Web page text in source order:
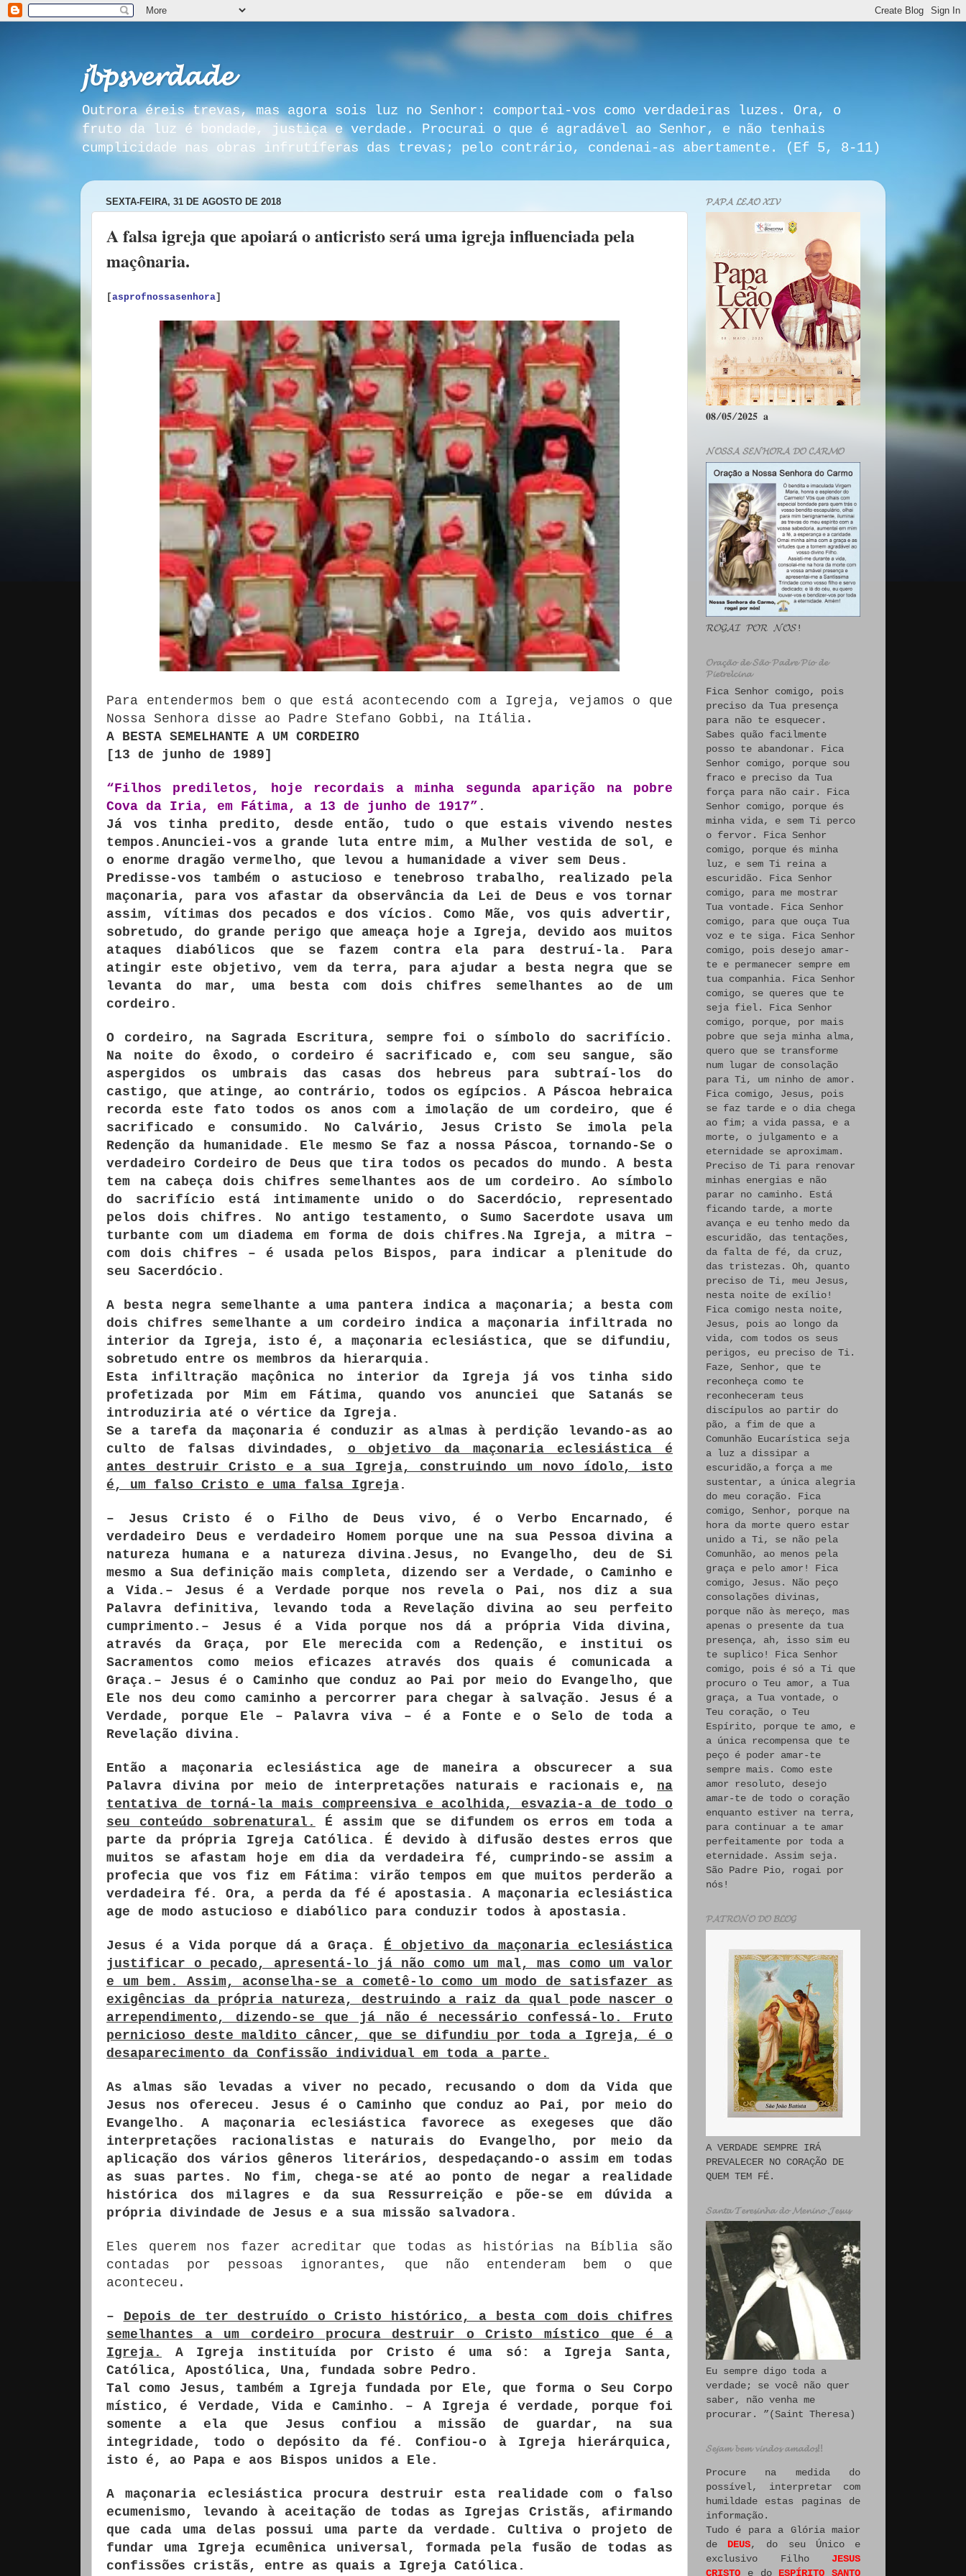
𝓳𝓫𝓹𝓼𝓿𝓮𝓻𝓭𝓪𝓭𝓮
Outrora éreis trevas, mas agora sois luz no Senhor: comportai-vos como verdadeiras luzes. Ora, o
fruto da luz é bondade, justiça e verdade. Procurai o que é agradável ao Senhor, e não tenhais
cumplicidade nas obras infrutíferas das trevas; pelo contrário, condenai-as abertamente. (Ef 5, 8-11)
SEXTA-FEIRA, 31 DE AGOSTO DE 2018
A falsa igreja que apoiará o anticristo será uma igreja influenciada pela
maçônaria.
[asprofnossasenhora]
Para entendermos bem o que está acontecendo com a Igreja, vejamos o que
Nossa Senhora disse ao Padre Stefano Gobbi, na Itália.
A BESTA SEMELHANTE A UM CORDEIRO
[13 de junho de 1989]
“Filhos prediletos, hoje recordais a minha segunda aparição na pobre
Cova da Iria, em Fátima, a 13 de junho de 1917” .
Já vos tinha predito, desde então, tudo o que estais vivendo nestes
tempos. Anunciei-vos a grande luta entre mim, a Mulher vestida de sol, e
o enorme dragão vermelho, que levou a humanidade a viver sem Deus.
Predisse-vos também o astucioso e tenebroso trabalho, realizado pela
maçonaria, para vos afastar da observância da Lei de Deus e vos tornar
assim, vítimas dos pecados e dos vícios. Como Mãe, vos quis advertir,
sobretudo, do grande perigo que ameaça hoje a Igreja, devido aos muitos
ataques diabólicos que se fazem contra ela para destruí-la. Para
atingir este objetivo, vem da terra, para ajudar a besta negra que se
levanta do mar, uma besta com dois chifres semelhantes ao de um
cordeiro.
O cordeiro, na Sagrada Escritura, sempre foi o símbolo do sacrifício.
Na noite do êxodo, o cordeiro é sacrificado e, com seu sangue, são
aspergidos os umbrais das casas dos hebreus para subtraí-los do
castigo, que atinge, ao contrário, todos os egípcios. A Páscoa hebraica
recorda este fato todos os anos com a imolação de um cordeiro, que é
sacrificado e consumido. No Calvário, Jesus Cristo Se imola pela
Redenção da humanidade. Ele mesmo Se faz a nossa Páscoa, tornando-Se o
verdadeiro Cordeiro de Deus que tira todos os pecados do mundo. A besta
tem na cabeça dois chifres semelhantes aos de um cordeiro. Ao símbolo
do sacrifício está intimamente unido o do Sacerdócio, representado
pelos dois chifres. No antigo testamento, o Sumo Sacerdote usava um
turbante com um diadema em forma de dois chifres.Na Igreja, a mitra –
com dois chifres – é usada pelos Bispos, para indicar a plenitude do
seu Sacerdócio.
A besta negra semelhante a uma pantera indica a maçonaria; a besta com
dois chifres semelhante a um cordeiro indica a maçonaria infiltrada no
interior da Igreja, isto é, a maçonaria eclesiástica, que se difundiu,
sobretudo entre os membros da hierarquia.
Esta infiltração maçônica no interior da Igreja já vos tinha sido
profetizada por Mim em Fátima, quando vos anunciei que Satanás se
introduziria até o vértice da Igreja.
Se a tarefa da maçonaria é conduzir as almas à perdição levando-as ao
culto de falsas divindades, o objetivo da maçonaria eclesiástica é
antes destruir Cristo e a sua Igreja, construindo um novo ídolo, isto
é, um falso Cristo e uma falsa Igreja .
– Jesus Cristo é o Filho de Deus vivo, é o Verbo Encarnado, é
verdadeiro Deus e verdadeiro Homem porque une na sua Pessoa divina a
natureza humana e a natureza divina.Jesus, no Evangelho, deu de Si
mesmo a Sua definição mais completa, dizendo ser a Verdade, o Caminho e
a Vida.– Jesus é a Verdade porque nos revela o Pai, nos diz a sua
Palavra definitiva, levando toda a Revelação divina ao seu perfeito
cumprimento.– Jesus é a Vida porque nos dá a própria Vida divina,
através da Graça, por Ele merecida com a Redenção, e institui os
Sacramentos como meios eficazes através dos quais é comunicada a
Graça.– Jesus é o Caminho que conduz ao Pai por meio do Evangelho, que
Ele nos deu como caminho a percorrer para chegar à salvação. Jesus é a
Verdade, porque Ele – Palavra viva – é a Fonte e o Selo de toda a
Revelação divina.
Então a maçonaria eclesiástica age de maneira a obscurecer a sua
Palavra divina por meio de interpretações naturais e racionais e, na
tentativa de torná-la mais compreensiva e acolhida, esvazia-a de todo o
seu conteúdo sobrenatural.
É assim que se difundem os erros em toda a
parte da própria Igreja Católica. É devido à difusão destes erros que
muitos se afastam hoje em dia da verdadeira fé, cumprindo-se assim a
profecia que vos fiz em Fátima: virão tempos em que muitos perderão a
verdadeira fé. Ora, a perda da fé é apostasia. A maçonaria eclesiástica
age de modo astucioso e diabólico para conduzir todos à apostasia.
Jesus é a Vida porque dá a Graça. É objetivo da maçonaria eclesiástica
justificar o pecado, apresentá-lo já não como um mal, mas como um valor
e um bem. Assim, aconselha-se a cometê-lo como um modo de satisfazer as
exigências da própria natureza, destruindo a raiz da qual pode nascer o
arrependimento, dizendo-se que já não é necessário confessá-lo. Fruto
pernicioso deste maldito câncer, que se difundiu por toda a Igreja, é o
desaparecimento da Confissão individual em toda a parte.
As almas são levadas a viver no pecado, recusando o dom da Vida que
Jesus nos ofereceu. Jesus é o Caminho que conduz ao Pai, por meio do
Evangelho. A maçonaria eclesiástica favorece as exegeses que dão
interpretações racionalistas e naturais do Evangelho, por meio da
aplicação dos vários gêneros literários, despedaçando-o assim em todas
as suas partes. No fim, chega-se até ao ponto de negar a realidade
histórica dos milagres e da sua Ressurreição e põe-se em dúvida a
própria divindade de Jesus e a sua missão salvadora.
Eles querem nos fazer acreditar que todas as histórias na Bíblia são
contadas por pessoas ignorantes, que não entenderam bem o que
aconteceu.
– Depois de ter destruído o Cristo histórico, a besta com dois chifres
semelhantes a um cordeiro procura destruir o Cristo místico que é a
Igreja.
A Igreja instituída por Cristo é uma só: a Igreja Santa,
Católica, Apostólica, Una, fundada sobre Pedro.
Tal como Jesus, também a Igreja fundada por Ele, que forma o Seu Corpo
místico, é Verdade, Vida e Caminho. – A Igreja é verdade, porque foi
somente a ela que Jesus confiou a missão de guardar, na sua
integridade, todo o depósito da fé. Confiou-o à Igreja hierárquica,
isto é, ao Papa e aos Bispos unidos a Ele.
A maçonaria eclesiástica procura destruir esta realidade com o falso
ecumenismo, levando à aceitação de todas as Igrejas Cristãs, afirmando
que cada uma delas possui uma parte da verdade. Cultiva o projeto de
fundar uma Igreja ecumênica universal, formada pela fusão de todas as
confissões cristãs, entre as quais a Igreja Católica.
𝓟𝓐𝓟𝓐 𝓛𝓔𝓐̃𝓞 𝓧𝓘𝓥
𝟎𝟖/𝟎𝟓/𝟐𝟎𝟐𝟓 𝐚
𝓝𝓞𝓢𝓢𝓐 𝓢𝓔𝓝𝓗𝓞𝓡𝓐 𝓓𝓞 𝓒𝓐𝓡𝓜𝓞
𝓡𝓞𝓖𝓐𝓘 𝓟𝓞𝓡 𝓝𝓞́𝓢!
𝓞𝓻𝓪𝓬̧𝓪̃𝓸 𝓭𝓮 𝓢𝓪̃𝓸 𝓟𝓪𝓭𝓻𝓮 𝓟𝓲𝓸 𝓭𝓮
𝓟𝓲𝓮𝓽𝓻𝓮𝓵𝓬𝓲𝓷𝓪
Fica Senhor comigo, pois
preciso da Tua presença
para não te esquecer.
Sabes quão facilmente
posso te abandonar. Fica
Senhor comigo, porque sou
fraco e preciso da Tua
força para não cair. Fica
Senhor comigo, porque és
minha vida, e sem Ti perco
o fervor. Fica Senhor
comigo, porque és minha
luz, e sem Ti reina a
escuridão. Fica Senhor
comigo, para me mostrar
Tua vontade. Fica Senhor
comigo, para que ouça Tua
voz e te siga. Fica Senhor
comigo, pois desejo amar-
te e permanecer sempre em
tua companhia. Fica Senhor
comigo, se queres que te
seja fiel. Fica Senhor
comigo, porque, por mais
pobre que seja minha alma,
quero que se transforme
num lugar de consolação
para Ti, um ninho de amor.
Fica comigo, Jesus, pois
se faz tarde e o dia chega
ao fim; a vida passa, e a
morte, o julgamento e a
eternidade se aproximam.
Preciso de Ti para renovar
minhas energias e não
parar no caminho. Está
ficando tarde, a morte
avança e eu tenho medo da
escuridão, das tentações,
da falta de fé, da cruz,
das tristezas. Oh, quanto
preciso de Ti, meu Jesus,
nesta noite de exílio!
Fica comigo nesta noite,
Jesus, pois ao longo da
vida, com todos os seus
perigos, eu preciso de Ti.
Faze, Senhor, que te
reconheça como te
reconheceram teus
discípulos ao partir do
pão, a fim de que a
Comunhão Eucarística seja
a luz a dissipar a
escuridão,a força a me
sustentar, a única alegria
do meu coração. Fica
comigo, Senhor, porque na
hora da morte quero estar
unido a Ti, se não pela
Comunhão, ao menos pela
graça e pelo amor! Fica
comigo, Jesus. Não peço
consolações divinas,
porque não às mereço, mas
apenas o presente da tua
presença, ah, isso sim eu
te suplico! Fica Senhor
comigo, pois é só a Ti que
procuro o Teu amor, a Tua
graça, a Tua vontade, o
Teu coração, o Teu
Espírito, porque te amo, e
a única recompensa que te
peço é poder amar-te
sempre mais. Como este
amor resoluto, desejo
amar-te de todo o coração
enquanto estiver na terra,
para continuar a te amar
perfeitamente por toda a
eternidade. Assim seja.
São Padre Pio, rogai por
nós!
𝓟𝓐𝓣𝓡𝓞𝓝𝓞 𝓓𝓞 𝓑𝓛𝓞𝓖
A VERDADE SEMPRE IRÁ
PREVALECER NO CORAÇÃO DE
QUEM TEM FÉ.
𝓢𝓪𝓷𝓽𝓪 𝓣𝓮𝓻𝓮𝓼𝓲𝓷𝓱𝓪 𝓭𝓸 𝓜𝓮𝓷𝓲𝓷𝓸 𝓙𝓮𝓼𝓾𝓼
Eu sempre digo toda a
verdade; se você não quer
saber, não venha me
procurar. ”(Saint Theresa)
𝓢𝓮𝓳𝓪𝓶 𝓫𝓮𝓶 𝓿𝓲𝓷𝓭𝓸𝓼 𝓪𝓶𝓪𝓭𝓸𝓼!!
Procure na medida do
possível, interpretar com
humildade estas paginas de
informação.
Tudo é para a Glória maior
de DEUS, do seu Único e
exclusivo Filho JESUS
CRISTO e do ESPÍRITO SANTO